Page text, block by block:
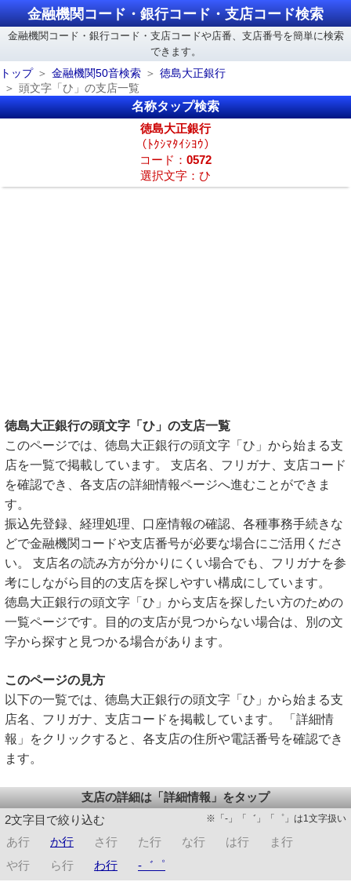
金融機関コード・銀行コード・支店コード検索
金融機関コード・銀行コード・支店コードや店番、支店番号を簡単に検索
できます。
トップ
金融機関50音検索
徳島大正銀行
頭文字「ひ」の支店一覧
名称タップ検索
徳島大正銀行
（ﾄｸｼﾏﾀｲｼﾖｳ）
コード： 0572
選択文字：ひ
徳島大正銀行の頭文字「ひ」の支店一覧
このページでは、徳島大正銀行の頭文字「ひ」から始まる支
店を一覧で掲載しています。 支店名、フリガナ、支店コード
を確認でき、各支店の詳細情報ページへ進むことができま
す。
振込先登録、経理処理、口座情報の確認、各種事務手続きな
どで金融機関コードや支店番号が必要な場合にご活用くださ
い。 支店名の読み方が分かりにくい場合でも、フリガナを参
考にしながら目的の支店を探しやすい構成にしています。
徳島大正銀行の頭文字「ひ」から支店を探したい方のための
一覧ページです。目的の支店が見つからない場合は、別の文
字から探すと見つかる場合があります。
このページの見方
以下の一覧では、徳島大正銀行の頭文字「ひ」から始まる支
店名、フリガナ、支店コードを掲載しています。 「詳細情
報」をクリックすると、各支店の住所や電話番号を確認でき
ます。
支店の詳細は「詳細情報」をタップ
2文字目で絞り込む
※「-」「゛」「゜」は1文字扱い
あ行 か行 さ行 た行 な行 は行
ま行
や行
ら行 わ行 -゛゜